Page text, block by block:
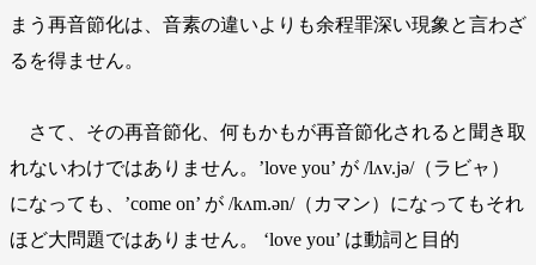
まう再音節化は、音素の違いよりも余程罪深い現象と言わざ
るを得ません。
さて、その再音節化、何もかもが再音節化されると聞き取
れないわけではありません。’love you’ が /lʌv.jə/（ラビャ）
になっても、’come on’ が /kʌm.ən/（カマン）になってもそれ
ほど大問題ではありません。 ‘love you’ は動詞と目的